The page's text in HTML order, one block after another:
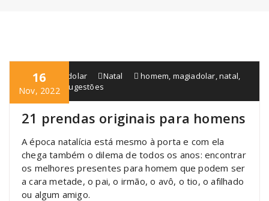
16
Nov, 2022
blogmagiadolar Natal homem magiadolar ,natal
presentes
sugestões
21 prendas originais para homens
A época natalícia está mesmo à porta e com ela
chega também o dilema de todos os anos: encontrar
os melhores presentes para homem que podem ser
a cara metade, o pai, o irmão, o avô, o tio, o afilhado
ou algum amigo.